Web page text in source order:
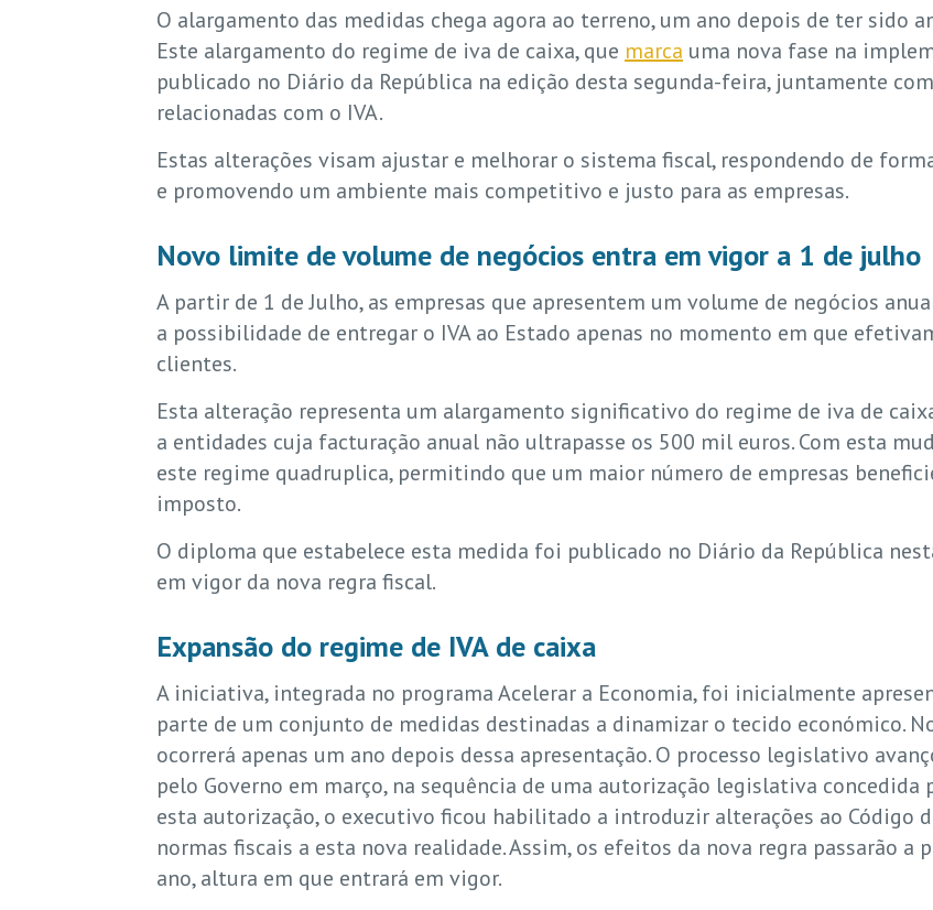
O alargamento das medidas chega agora ao terreno, um ano depois de ter sido
Este alargamento do regime de iva de caixa, que marca uma nova fase na
publicado no Diário da República na edição desta segunda-feira, juntamente
relacionadas com o IVA.
Estas alterações visam ajustar e melhorar o sistema fiscal, respondendo de
e promovendo um ambiente mais competitivo e justo para as empresas.
Novo limite de volume de negócios entra em vigor a 1 de julho
A partir de 1 de Julho, as empresas que apresentem um volume de negócios
a possibilidade de entregar o IVA ao Estado apenas no momento em que
clientes.
Esta alteração representa um alargamento significativo do regime de iva de
a entidades cuja facturação anual não ultrapasse os 500 mil euros. Com esta
este regime quadruplica, permitindo que um maior número de empresas
imposto.
O diploma que estabelece esta medida foi publicado no Diário da República
em vigor da nova regra fiscal.
Expansão do regime de IVA de caixa
A iniciativa, integrada no programa Acelerar a Economia, foi inicialmente
parte de um conjunto de medidas destinadas a dinamizar o tecido económico.
ocorrerá apenas um ano depois dessa apresentação. O processo legislativo
pelo Governo em março, na sequência de uma autorização legislativa
esta autorização, o executivo ficou habilitado a introduzir alterações ao Código
normas fiscais a esta nova realidade. Assim, os efeitos da nova regra passarão
ano, altura em que entrará em vigor.